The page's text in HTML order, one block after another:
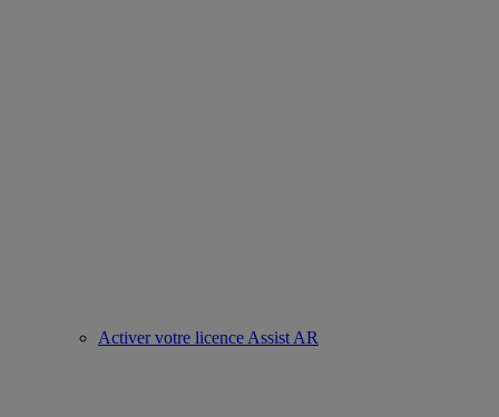
Activer votre licence Assist AR